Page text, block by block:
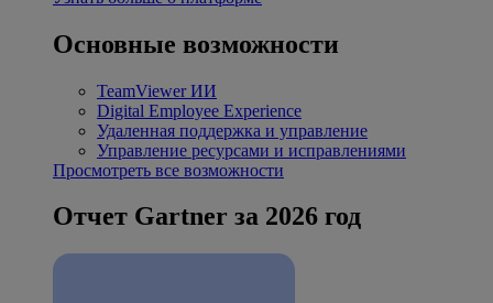
Основные возможности
TeamViewer ИИ
Digital Employee Experience
Удаленная поддержка и управление
Управление ресурсами и исправлениями
Просмотреть все возможности
Отчет Gartner за 2026 год